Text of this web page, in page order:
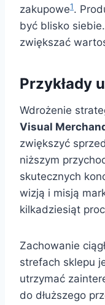
zakupowe1.
być blisko
zwiększać
Przykłady
Wdrożenie
Visual
zwiększyć
niższym
skutecznych
wizją i misją
kilkadziesiąt
Zachowanie
strefach sklepu
utrzymać
do dłuższego